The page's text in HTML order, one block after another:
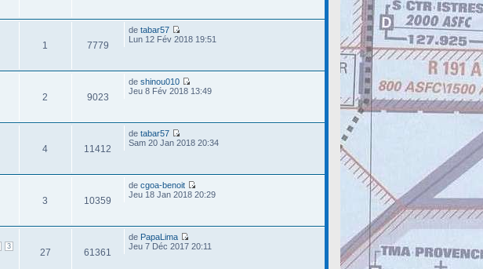
1 7779
de tabar57
Lun 12 Fév 2018 19:51
2 9023
de shinou010
Jeu 8 Fév 2018 13:49
4 11412
de tabar57
Sam 20 Jan 2018 20:34
3 10359
de cgoa-benoit
Jeu 18 Jan 2018 20:29
3
27 61361
de PapaLima
Jeu 7 Déc 2017 20:11